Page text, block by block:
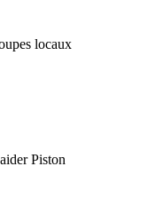
locaux
Piston